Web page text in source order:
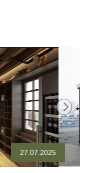
27.07.2025